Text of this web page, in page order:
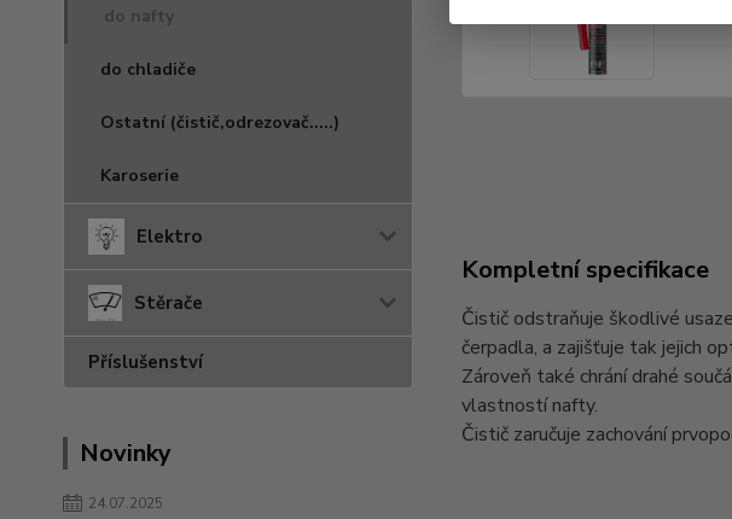
do nafty
do chladiče
Ostatní (čistič,odrezovač.....)
Karoserie
Elektro
Stěrače
Příslušenství
Novinky
24.07.2025
Kompletní specifikace
Čistič odstraňuje škodlivé
čerpadla, a zajišťuje tak jejich
Zároveň také chrání drahé
vlastností nafty.
Čistič zaručuje zachování